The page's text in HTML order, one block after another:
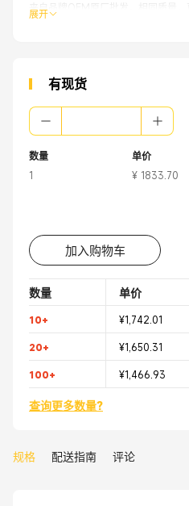
来自品牌OEM原厂批发，相同质量，
应用：
光纤收发器
服务器
光纤网卡
网络储存设备
机房
展开
有现货
数量
1
单价
¥ 1833.70
加入购物车
数量 单价
10+ ¥1,742.01
20+ ¥1,650.31
100+ ¥1,466.93
查询更多数量?
规格 配送指南 评论